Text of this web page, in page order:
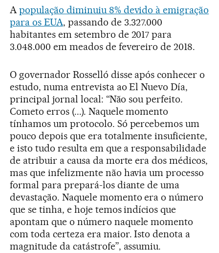
Apopulação diminuiu 8% devido à emigração
para os EUA, passando de 3.327.000
habitantes em setembro de 2017 para
3.048.000 em meados de fevereiro de 2018.
O governador Rosselló disse após conhecer o
estudo, numa entrevista ao El Nuevo Día,
principal jornal local: “Não sou perfeito.
Cometo erros (...). Naquele momento
tínhamos um protocolo. Só percebemos um
pouco depois que era totalmente insuficiente,
e isto tudo resulta em que a responsabilidade
de atribuir a causa da morte era dos médicos,
mas que infelizmente não havia um processo
formal para prepará-los diante de uma
devastação. Naquele momento era o número
que se tinha, e hoje temos indícios que
apontam que o número naquele momento
com toda certeza era maior. Isto denota a
magnitude da catástrofe”, assumiu.